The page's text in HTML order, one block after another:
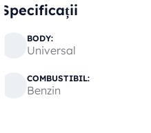
Specificații
BODY:
Universal
COMBUSTIBIL:
Benzin